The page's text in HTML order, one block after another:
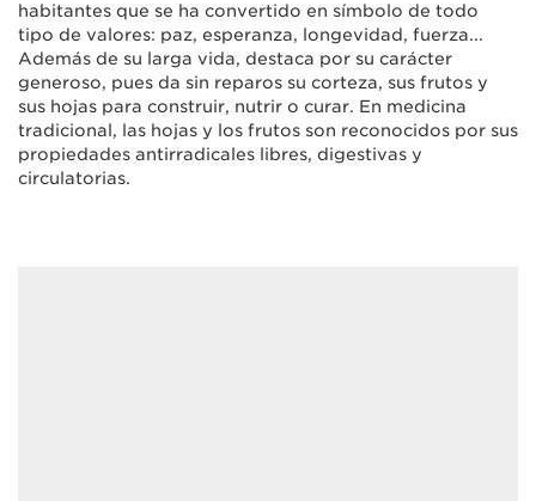
habitantes que se ha convertido en símbolo de todo
tipo de valores: paz, esperanza, longevidad, fuerza...
Además de su larga vida, destaca por su carácter
generoso, pues da sin reparos su corteza, sus frutos y
sus hojas para construir, nutrir o curar. En medicina
tradicional, las hojas y los frutos son reconocidos por sus
propiedades antirradicales libres, digestivas y
circulatorias.